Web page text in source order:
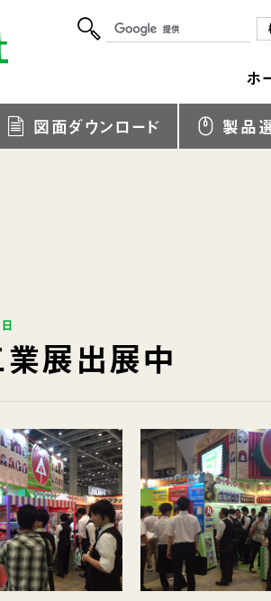
ホ
図面ダウンロード 製品
展出展中